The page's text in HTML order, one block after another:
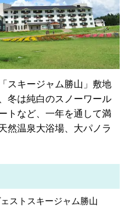
スキージャム勝山」敷地
冬は純白のスノーワール
トなど、一年を通して満
然温泉大浴場、大パノラ
ストスキージャム勝山